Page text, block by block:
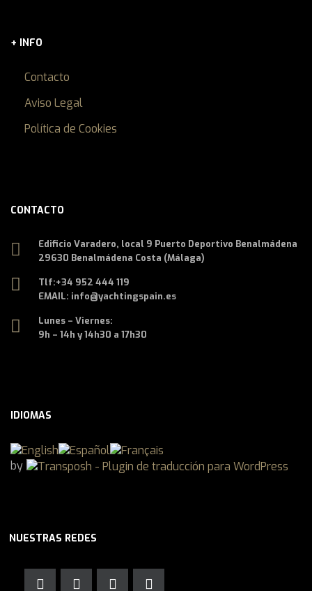
+ INFO
Contacto
Aviso Legal
Política de Cookies
CONTACTO
Edificio Varadero, local 9 Puerto Deportivo Benalmádena
29630 Benalmádena Costa (Málaga)
Tlf:+34 952 444 119
EMAIL: info@yachtingspain.es
Lunes – Viernes:
9h – 14h y 14h30 a 17h30
IDIOMAS
by
NUESTRAS REDES